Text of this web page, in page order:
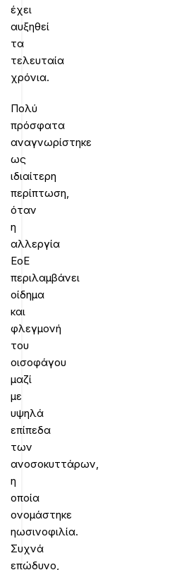
έχει
αυξηθεί
τα
τελευταία
χρόνια.
Πολύ
πρόσφατα
αναγνωρίστηκε
ως
ιδιαίτερη
περίπτωση,
όταν
η
αλλεργία
ΕοΕ
περιλαμβάνει
οίδημα
και
φλεγμονή
του
οισοφάγου
μαζί
με
υψηλά
επίπεδα
των
ανοσοκυττάρων,
η
οποία
ονομάστηκε
ηωσινοφιλία.
Συχνά
επώδυνο,